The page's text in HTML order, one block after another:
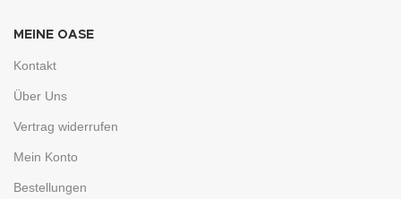
MEINE OASE
Kontakt
Über Uns
Vertrag widerrufen
Mein Konto
Bestellungen